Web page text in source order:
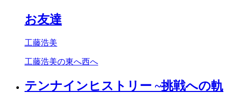
お友達
工藤浩美
工藤浩美の東へ西へ
テンナインヒストリー ~挑戦への軌